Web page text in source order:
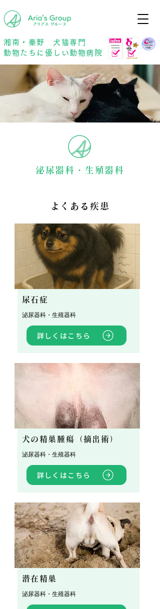
湘南・秦野 犬猫専門
動物たちに優しい動物病院
泌尿器科・生殖器科
よくある疾患
尿石症
泌尿器科・生殖器科
詳しくはこちら
犬の精巣腫瘍（摘出術）
泌尿器科・生殖器科
詳しくはこちら
潜在精巣
泌尿器科・生殖器科